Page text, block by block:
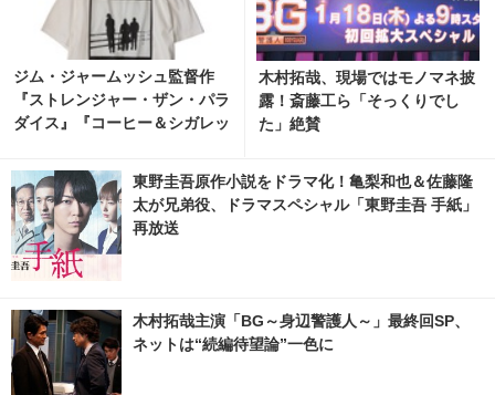
ジム・ジャームッシュ監督作
『ストレンジャー・ザン・パラ
ダイス』『コーヒー＆シガレッ
ャルTシャツ発売 3枚目の写
真・画像 | cinemacafe.net
木村拓哉、現場ではモノマネ披
露！斎藤工ら「そっくりでし
た」絶賛
東野圭吾原作小説をドラマ化！亀梨和也＆佐藤隆
太が兄弟役、ドラマスペシャル「東野圭吾 手紙」
再放送
木村拓哉主演「BG～身辺警護人～」最終回SP、
ネットは“続編待望論”一色に